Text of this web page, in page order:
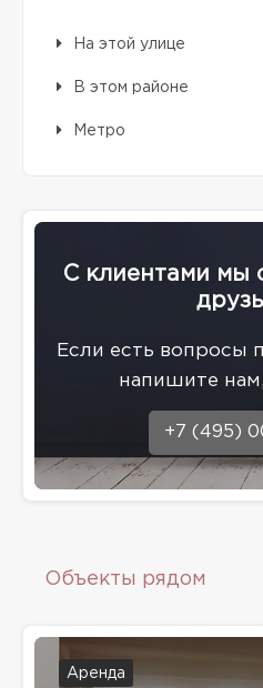
На этой улице
В этом районе
Метро
С клиентами мы
Eсли есть вопросы
напишите
+7 (495)
Объекты рядом
Аренда